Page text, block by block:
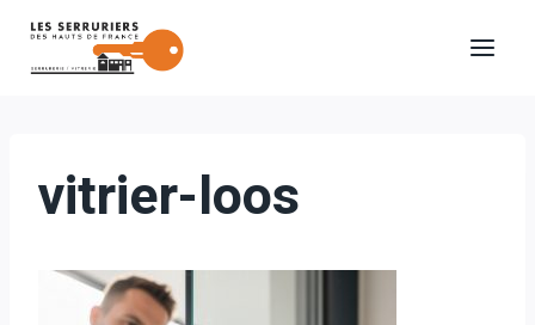
Aller
vitrier-loos